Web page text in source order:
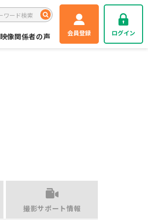
映像関係者の声 会員登録 ログイン
撮影サポート情報